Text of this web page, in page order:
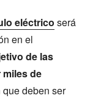
eléctrico será
en el
de las
de
deben ser